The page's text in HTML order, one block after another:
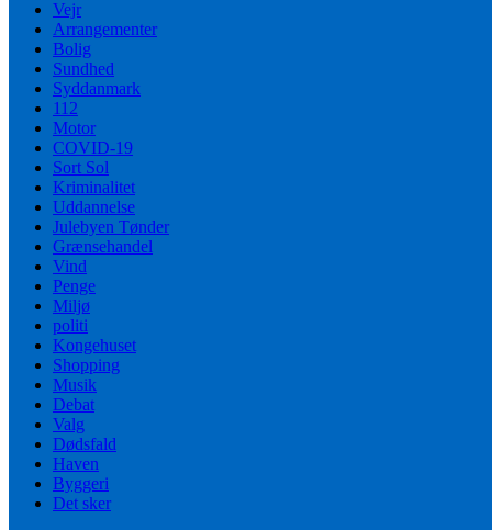
Vejr
Arrangementer
Bolig
Sundhed
Syddanmark
112
Motor
COVID-19
Sort Sol
Kriminalitet
Uddannelse
Julebyen Tønder
Grænsehandel
Vind
Penge
Miljø
politi
Kongehuset
Shopping
Musik
Debat
Valg
Dødsfald
Haven
Byggeri
Det sker